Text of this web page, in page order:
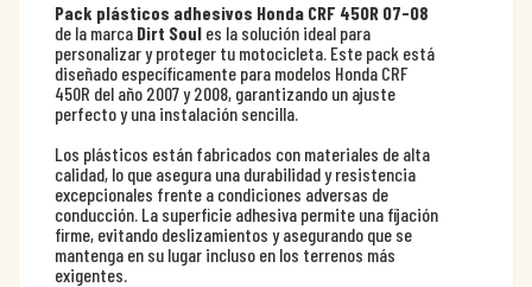
Pack plásticos adhesivos Honda CRF 450R 07-08
de la marca Dirt Soul es la solución ideal para
personalizar y proteger tu motocicleta. Este pack está
diseñado específicamente para modelos Honda CRF
450R del año 2007 y 2008, garantizando un ajuste
perfecto y una instalación sencilla.
Los plásticos están fabricados con materiales de alta
calidad, lo que asegura una durabilidad y resistencia
excepcionales frente a condiciones adversas de
conducción. La superficie adhesiva permite una fijación
firme, evitando deslizamientos y asegurando que se
mantenga en su lugar incluso en los terrenos más
exigentes.